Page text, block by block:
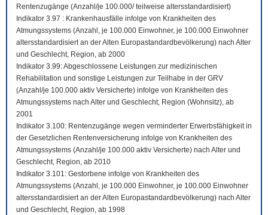
Rentenzugänge (Anzahl/je 100.000/ teilweise altersstandardisiert)
Indikator 3.97 : Krankenhausfälle infolge von Krankheiten des
Atmungssystems (Anzahl, je 100.000 Einwohner, je 100.000 Einwohner
altersstandardisiert an der Alten Europastandardbevölkerung) nach Alter
und Geschlecht, Region, ab 2000
Indikator 3.99: Abgeschlossene Leistungen zur medizinischen
Rehabilitation und sonstige Leistungen zur Teilhabe in der GRV
(Anzahl/je 100.000 aktiv Versicherte) infolge von Krankheiten des
Atmungssystems nach Alter und Geschlecht, Region (Wohnsitz), ab
2001
Indikator 3.100: Rentenzugänge wegen verminderter Erwerbsfähigkeit in
der Gesetzlichen Rentenversicherung infolge von Krankheiten des
Atmungssystems (Anzahl/je 100.000 aktiv Versicherte) nach Alter und
Geschlecht, Region, ab 2010
Indikator 3.101: Gestorbene infolge von Krankheiten des
Atmungssystems (Anzahl, je 100.000 Einwohner, je 100.000 Einwohner
altersstandardisiert an der Alten Europastandardbevölkerung) nach Alter
und Geschlecht, Region, ab 1998